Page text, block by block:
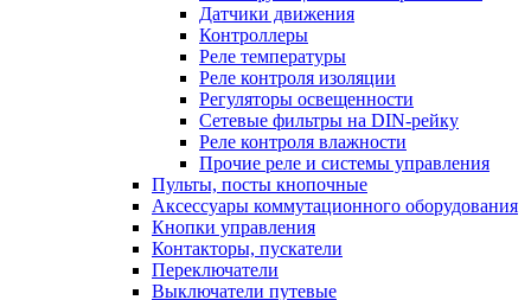
Датчики движения
Контроллеры
Реле температуры
Реле контроля изоляции
Регуляторы освещенности
Сетевые фильтры на DIN-рейку
Реле контроля влажности
Прочие реле и системы управления
Пульты, посты кнопочные
Аксессуары коммутационного оборудования
Кнопки управления
Контакторы, пускатели
Переключатели
Выключатели путевые